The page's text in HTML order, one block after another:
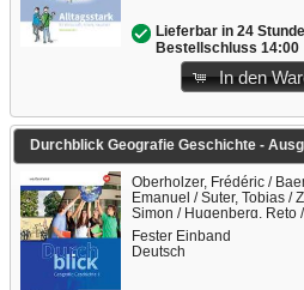
Lieferbar in 24
Bestellschluss 14:00
In den
Oberholzer, Frédéric /
Emanuel / Suter, Tobias /
Simon / Hugenberg, Reto /
Salome / Stulz, Michael
Fester Einband
Deutsch